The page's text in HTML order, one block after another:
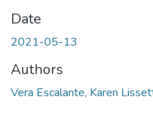
Date
2021-05-13
Authors
Vera Escalante, Karen